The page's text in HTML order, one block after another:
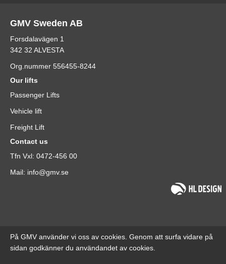
GMV Sweden AB
Forsdalavägen 1
342 32 ALVESTA
Org.nummer 556455-8244
Our lifts
Passenger Lifts
Vehicle lift
Freight Lift
Contact us
Tfn Vxl: 0472-456 00
Mail: info@gmv.se
På GMV använder vi oss av cookies. Genom att surfa vidare på
sidan godkänner du användandet av cookies.